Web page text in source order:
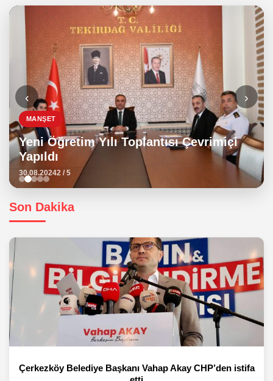
MANŞET
Yeni Öğretim Yılı Toplantısı Çevrimiçi
Yapıldı
30.08.20242 / 5
‹ ›
Son Dakika
Çerkezköy Belediye Başkanı Vahap Akay CHP’den istifa